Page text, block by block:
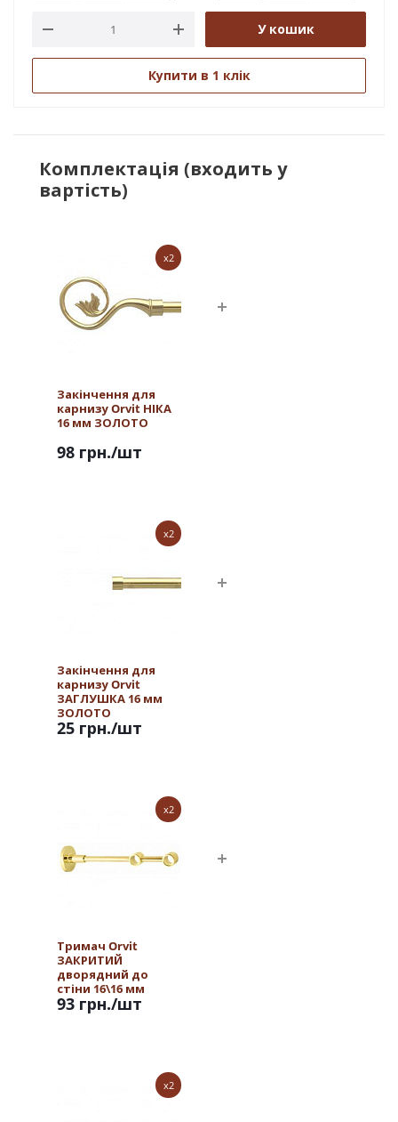
У кошик
Купити в 1 клік
Комплектація (входить у
вартість)
x2
Закінчення для
карнизу Orvit НІКА
16 мм ЗОЛОТО
98 грн./шт
x2
Закінчення для
карнизу Orvit
ЗАГЛУШКА 16 мм
ЗОЛОТО
25 грн./шт
x2
Тримач Orvit
ЗАКРИТИЙ
дворядний до
стіни 16\16 мм
ЗОЛОТО
93 грн./шт
x2